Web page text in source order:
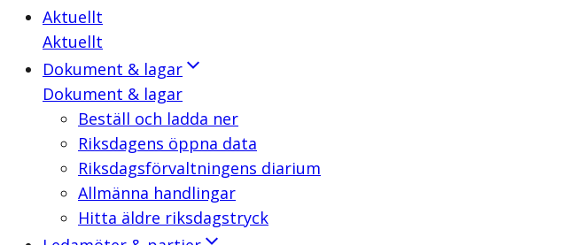
Aktuellt
Aktuellt
Dokument & lagar
Dokument & lagar
Beställ och ladda ner
Riksdagens öppna data
Riksdagsförvaltningens diarium
Allmänna handlingar
Hitta äldre riksdagstryck